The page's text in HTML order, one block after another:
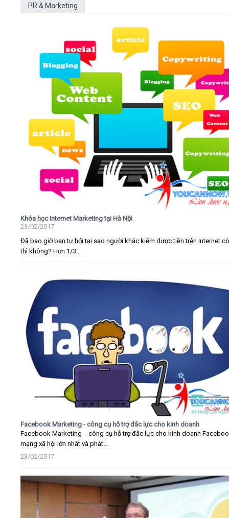
PR & Marketing
Khóa học Internet Marketing tại Hà Nội
23/02/2017
Đã bao giờ bạn tự hỏi tại sao người khác kiếm được tiền trên Internet
thì không? Hơn 1/3...
Facebook Marketing - công cụ hỗ trợ đắc lực cho kinh doanh
Facebook Marketing - công cụ hỗ trợ đắc lực cho kinh doanh
mạng xã hội lớn nhất và phát...
23/02/2017